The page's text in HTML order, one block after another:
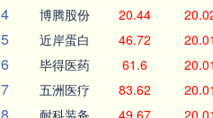
4 博腾股份 20.44
5 近岸蛋白 46.72
6 毕得医药 61.6
7 五洲医疗 83.62
耐科装备 49.67